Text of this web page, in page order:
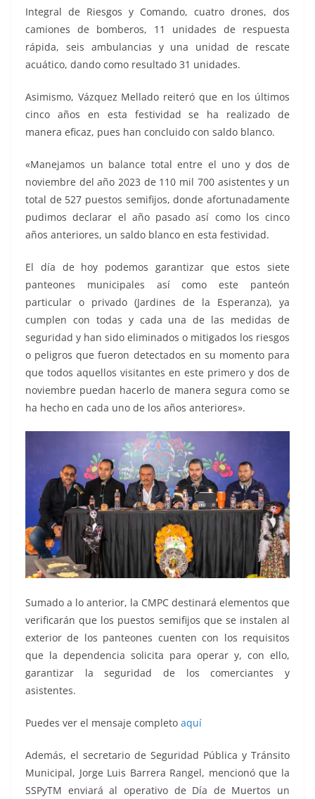
Integral de Riesgos y Comando, cuatro drones, dos
camiones de bomberos, 11 unidades de respuesta
rápida, seis ambulancias y una unidad de rescate
acuático, dando como resultado 31 unidades.
Asimismo, Vázquez Mellado reiteró que en los últimos
cinco años en esta festividad se ha realizado de
manera eficaz, pues han concluido con saldo blanco.
«Manejamos un balance total entre el uno y dos de
noviembre del año 2023 de 110 mil 700 asistentes y un
total de 527 puestos semifijos, donde afortunadamente
pudimos declarar el año pasado así como los cinco
años anteriores, un saldo blanco en esta festividad.
El día de hoy podemos garantizar que estos siete
panteones municipales así como este panteón
particular o privado (Jardines de la Esperanza), ya
cumplen con todas y cada una de las medidas de
seguridad y han sido eliminados o mitigados los riesgos
o peligros que fueron detectados en su momento para
que todos aquellos visitantes en este primero y dos de
noviembre puedan hacerlo de manera segura como se
ha hecho en cada uno de los años anteriores».
Sumado a lo anterior, la CMPC destinará elementos que
verificarán que los puestos semifijos que se instalen al
exterior de los panteones cuenten con los requisitos
que la dependencia solicita para operar y, con ello,
garantizar la seguridad de los comerciantes y
asistentes.
Puedes ver el mensaje completo aquí
Además, el secretario de Seguridad Pública y Tránsito
Municipal, Jorge Luis Barrera Rangel, mencionó que la
SSPyTM enviará al operativo de Día de Muertos un